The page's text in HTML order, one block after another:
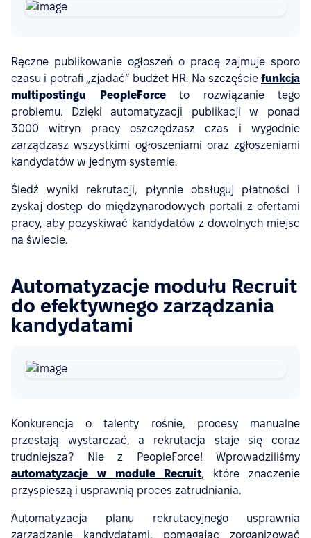
Ręczne publikowanie ogłoszeń o pracę zajmuje sporo
czasu i potrafi „zjadać” budżet HR. Na szczęście funkcja
multipostingu PeopleForceto rozwiązanie tego
problemu. Dzięki automatyzacji publikacji w ponad
3000 witryn pracy oszczędzasz czas i wygodnie
zarządzasz wszystkimi ogłoszeniami oraz zgłoszeniami
kandydatów w jednym systemie.
Śledź wyniki rekrutacji, płynnie obsługuj płatności i
zyskaj dostęp do międzynarodowych portali z ofertami
pracy, aby pozyskiwać kandydatów z dowolnych miejsc
na świecie.
Automatyzacje modułu Recruit
do efektywnego zarządzania
kandydatami
Konkurencja o talenty rośnie, procesy manualne
przestają wystarczać, a rekrutacja staje się coraz
trudniejsza? Nie z PeopleForce! Wprowadziliśmy
automatyzacje w module Recruit, które znaczenie
przyspieszą i usprawnią proces zatrudniania.
Automatyzacja planu rekrutacyjnego usprawnia
zarządzanie kandydatami, pomagając zorganizować